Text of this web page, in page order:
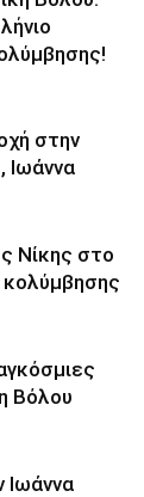
στην
Νίκης στο
Βόλου
Ιωάννα